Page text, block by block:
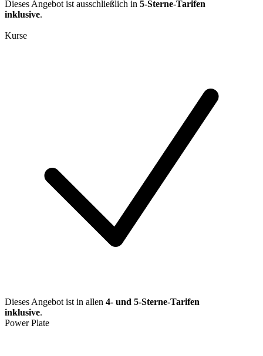
Dieses Angebot ist ausschließlich in 5-Sterne-Tarifen
inklusive.
Kurse
Dieses Angebot ist in allen 4- und 5-Sterne-Tarifen
inklusive.
Power Plate